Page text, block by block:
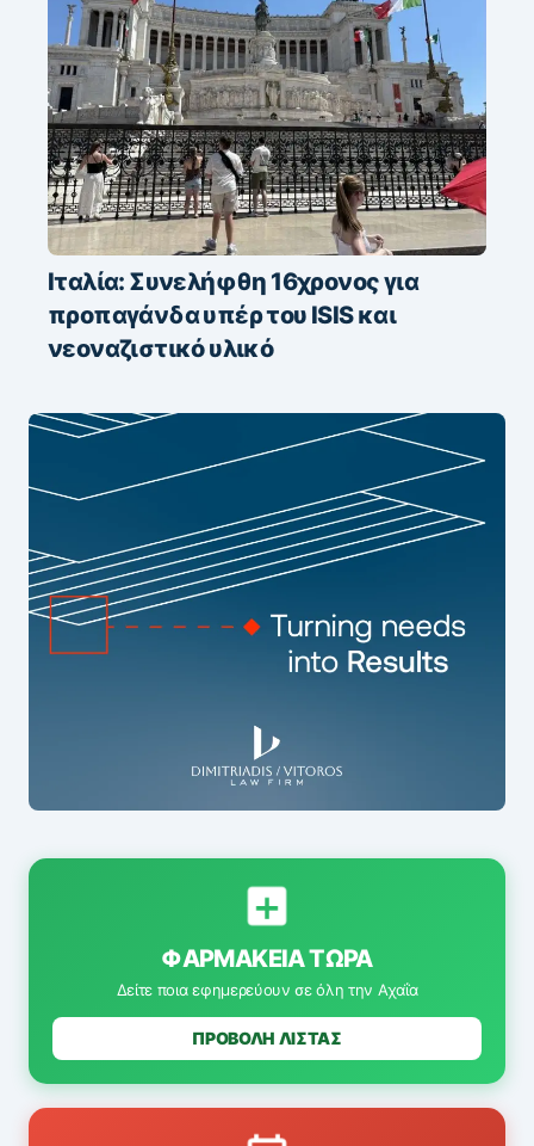
Ιταλία: Συνελήφθη 16χρονος για
προπαγάνδα υπέρ του ISIS και
νεοναζιστικό υλικό
ΦΑΡΜΑΚΕΊΑ ΤΏΡΑ
Δείτε ποια εφημερεύουν σε όλη την Αχαΐα
ΠΡΟΒΟΛΗ ΛΙΣΤΑΣ